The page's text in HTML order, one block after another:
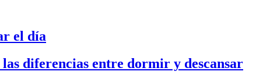
el día
diferencias entre dormir y descansar